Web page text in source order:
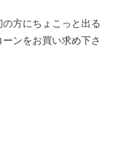
方にちょこっと出る
ンをお買い求め下さ